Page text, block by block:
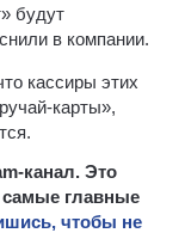
будут
в компании.
кассиры этих
карты»,
канал. Это
главные
чтобы не